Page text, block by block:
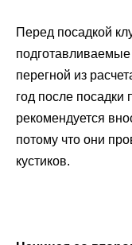
Перед посадкой
подготавливаемые
перегной из
год после посадки
рекомендуется
потому что они
кустиков.